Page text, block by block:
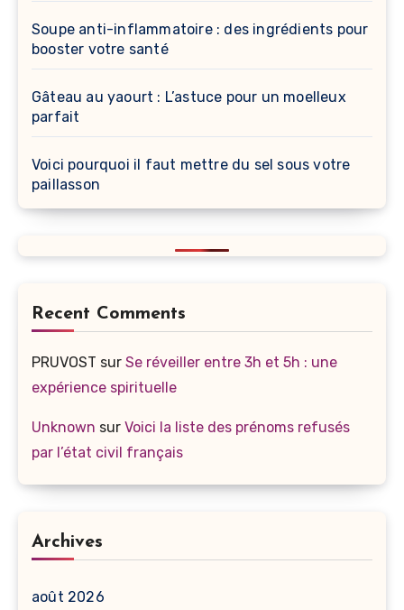
Soupe anti-inflammatoire : des ingrédients pour
booster votre santé
Gâteau au yaourt : L’astuce pour un moelleux
parfait
Voici pourquoi il faut mettre du sel sous votre
paillasson
Recent Comments
PRUVOST sur Se réveiller entre 3h et 5h : une
expérience spirituelle
Unknown sur Voici la liste des prénoms refusés
par l’état civil français
Archives
août 2026